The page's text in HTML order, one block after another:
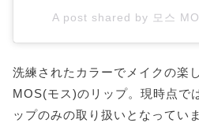
A post shared by 모스
洗練されたカラーでメイクの楽
MOS(モス)のリップ。現時点で
ップのみの取り扱いとなってい